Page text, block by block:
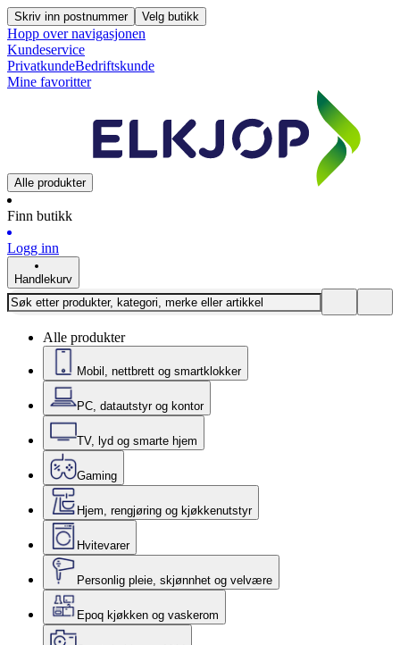
Skriv inn postnummer Velg butikk
Hopp over navigasjonen
Kundeservice
PrivatkundeBedriftskunde
Mine favoritter
Alle produkter
Finn butikk
Logg inn
Handlekurv
Alle produkter
Mobil, nettbrett og smartklokker
PC, datautstyr og kontor
TV, lyd og smarte hjem
Gaming
Hjem, rengjøring og kjøkkenutstyr
Hvitevarer
Personlig pleie, skjønnhet og velvære
Epoq kjøkken og vaskerom